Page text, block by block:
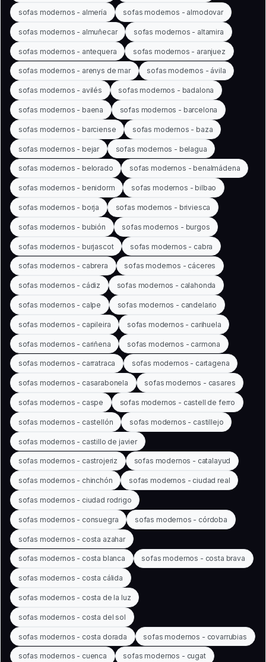
sofas modernos - almería sofas modernos - almodovar
sofas modernos - almuñecar sofas modernos - altamira
sofas modernos - antequera sofas modernos - aranjuez
sofas modernos - arenys de mar sofas modernos - ávila
sofas modernos - avilés sofas modernos - badalona
sofas modernos - baena sofas modernos - barcelona
sofas modernos - barciense sofas modernos - baza
sofas modernos - bejar sofas modernos - belagua
sofas modernos - belorado sofas modernos - benalmádena
sofas modernos - benidorm sofas modernos - bilbao
sofas modernos - borja sofas modernos - briviesca
sofas modernos - bubión sofas modernos - burgos
sofas modernos - burjascot sofas modernos - cabra
sofas modernos - cabrera sofas modernos - cáceres
sofas modernos - cádiz sofas modernos - calahonda
sofas modernos - calpe sofas modernos - candelario
sofas modernos - capileira sofas modernos - carihuela
sofas modernos - cariñena sofas modernos - carmona
sofas modernos - carratraca sofas modernos - cartagena
sofas modernos - casarabonela sofas modernos - casares
sofas modernos - caspe sofas modernos - castell de ferro
sofas modernos - castellón sofas modernos - castillejo
sofas modernos - castillo de javier
sofas modernos - castrojeriz sofas modernos - catalayud
sofas modernos - chinchón sofas modernos - ciudad real
sofas modernos - ciudad rodrigo
sofas modernos - consuegra sofas modernos - córdoba
sofas modernos - costa azahar
sofas modernos - costa blanca sofas modernos - costa brava
sofas modernos - costa cálida
sofas modernos - costa de la luz
sofas modernos - costa del sol
sofas modernos - costa dorada sofas modernos - covarrubias
sofas modernos - cuenca sofas modernos - cugat